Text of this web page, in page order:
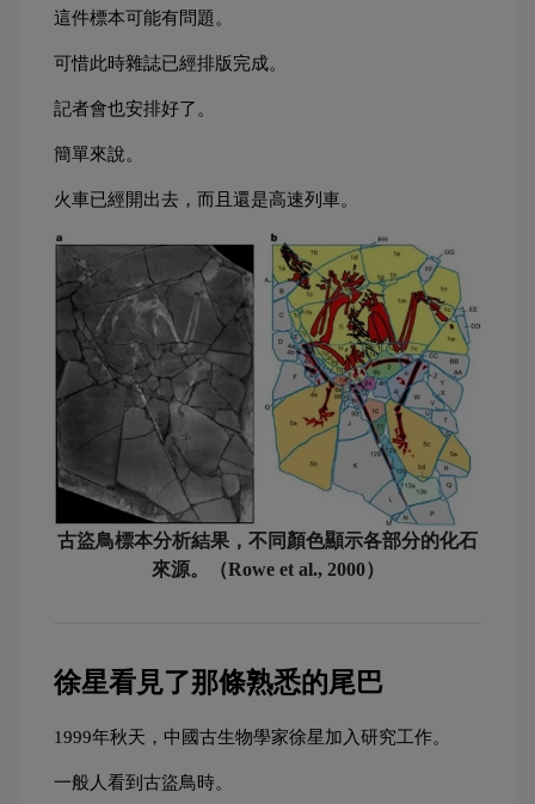
這件標本可能有問題。
可惜此時雜誌已經排版完成。
記者會也安排好了。
簡單來說。
火車已經開出去，而且還是高速列車。
古盜鳥標本分析結果，不同顏色顯示各部分的化石
來源。（Rowe et al., 2000）
徐星看見了那條熟悉的尾巴
1999年秋天，中國古生物學家徐星加入研究工作。
一般人看到古盜鳥時。